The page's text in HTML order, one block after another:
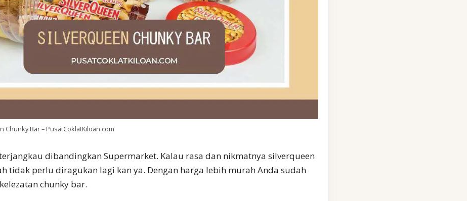
Chunky Bar – PusatCoklatKiloan.com
dibandingkan Supermarket. Kalau rasa dan nikmatnya silverqueen
tidak perlu diragukan lagi kan ya. Dengan harga lebih murah Anda sudah
chunky bar.